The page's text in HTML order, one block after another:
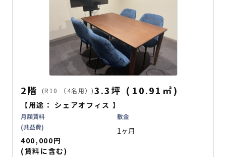
2階 (R10 （4名用）)3.3坪 ( 10.91 ㎡)
【用途： シェアオフィス 】
月額賃料
(共益費)
400,000円
(賃料に含む)
敷金
1ヶ月